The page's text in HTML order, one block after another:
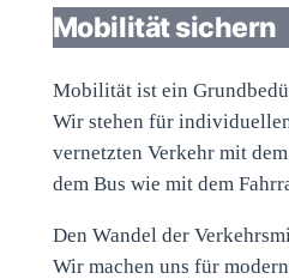
Mobilität sichern
Mobilität ist ein
Wir stehen für
vernetzten Verkehr mit
dem Bus wie mit dem
Den Wandel der
Wir machen uns für